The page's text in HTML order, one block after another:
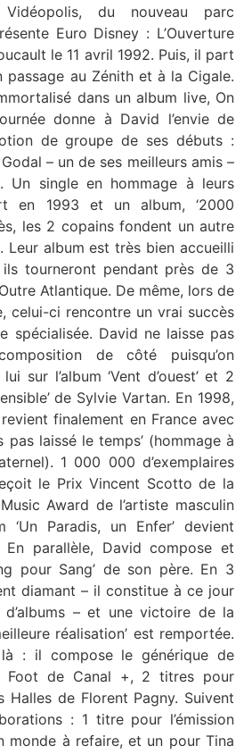
Vidéopolis, du nouveau parc
Euro Disney : L’Ouverture
le 11 avril 1992. Puis, il part
passage au Zénith et à la Cigale.
dans un album live, On
donne à David l’envie de
de groupe de ses débuts :
– un de ses meilleurs amis –
Un single en hommage à leurs
en 1993 et un album, ‘2000
les 2 copains fondent un autre
Leur album est très bien accueilli
tourneront pendant près de 3
Atlantique. De même, lors de
celui-ci rencontre un vrai succès
spécialisée. David ne laisse pas
de côté puisqu’on
sur l’album ‘Vent d’ouest’ et 2
titres sur l’album ‘Sensible’ de Sylvie Vartan. En 1998,
revient finalement en France avec
pas laissé le temps’ (hommage à
1 000 000 d’exemplaires
le Prix Vincent Scotto de la
Award de l’artiste masculin
‘Un Paradis, un Enfer’ devient
parallèle, David compose et
pour Sang’ de son père. En 3
diamant – il constitue à ce jour
d’albums – et une victoire de la
réalisation’ est remportée.
là : il compose le générique de
Foot de Canal +, 2 titres pour
Halles de Florent Pagny. Suivent
: 1 titre pour l’émission
monde à refaire, et un pour Tina